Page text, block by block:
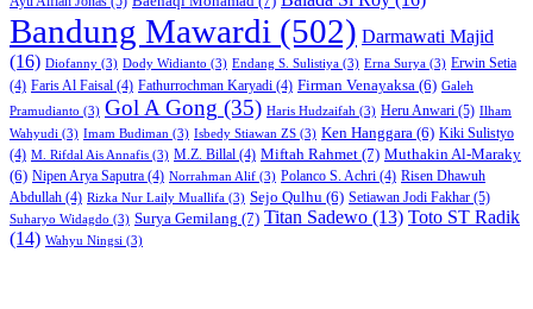
Bandung Mawardi (502) Darmawati Majid
(16) Diofanny (3) Dody Widianto (3) Endang S. Sulistiya (3) Erna Surya (3) Erwin Setia
(4) Faris Al Faisal (4) Fathurrochman Karyadi (4) Firman Venayaksa (6) Galeh
Pramudianto (3) Gol A Gong (35) Haris Hudzaifah (3) Heru Anwari (5) Ilham
Wahyudi (3) Imam Budiman (3) Isbedy Stiawan ZS (3) Ken Hanggara (6) Kiki Sulistyo
(4) M. Rifdal Ais Annafis (3) M.Z. Billal (4) Miftah Rahmet (7) Muthakin Al-Maraky
(6) Nipen Arya Saputra (4) Norrahman Alif (3) Polanco S. Achri (4) Risen Dhawuh
Abdullah (4) Rizka Nur Laily Muallifa (3) Sejo Qulhu (6) Setiawan Jodi Fakhar (5)
Suharyo Widagdo (3) Surya Gemilang (7) Titan Sadewo (13) Toto ST Radik
(14) Wahyu Ningsi (3)